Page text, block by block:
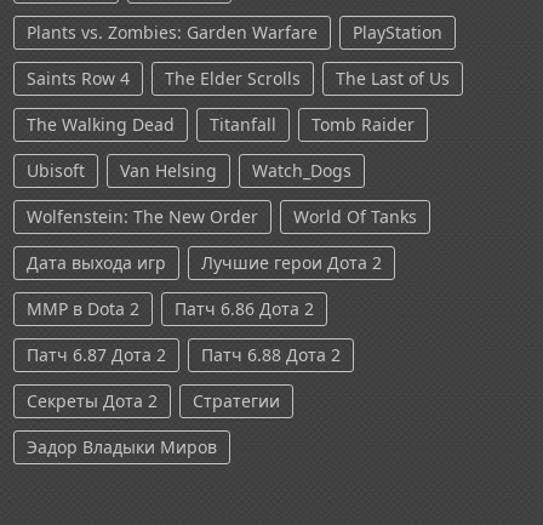
Plants vs. Zombies: Garden Warfare
PlayStation
Saints Row 4
The Elder Scrolls
The Last of Us
The Walking Dead
Titanfall
Tomb Raider
Ubisoft
Van Helsing
Watch_Dogs
Wolfenstein: The New Order
World Of Tanks
Дата выхода игр
Лучшие герои Дота 2
ММР в Dota 2
Патч 6.86 Дота 2
Патч 6.87 Дота 2
Патч 6.88 Дота 2
Секреты Дота 2
Стратегии
Эадор Владыки Миров